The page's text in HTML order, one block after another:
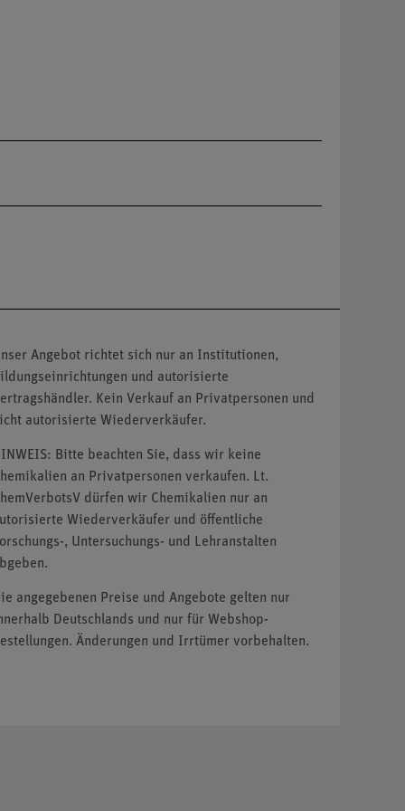
Angebot richtet sich nur an Institutionen,
und autorisierte
Kein Verkauf an Privatpersonen und
autorisierte Wiederverkäufer.
Bitte beachten Sie, dass wir keine
an Privatpersonen verkaufen. Lt.
dürfen wir Chemikalien nur an
Wiederverkäufer und öffentliche
, Untersuchungs- und Lehranstalten
angegebenen Preise und Angebote gelten nur
Deutschlands und nur für Webshop-
Änderungen und Irrtümer vorbehalten.